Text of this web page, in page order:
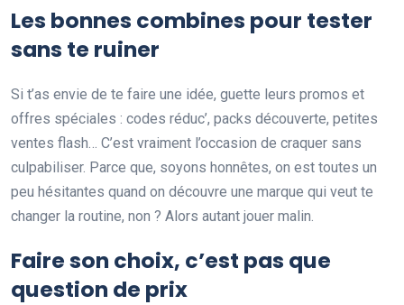
Les bonnes combines pour tester
sans te ruiner
Si t’as envie de te faire une idée, guette leurs promos et
offres spéciales : codes réduc’, packs découverte, petites
ventes flash… C’est vraiment l’occasion de craquer sans
culpabiliser. Parce que, soyons honnêtes, on est toutes un
peu hésitantes quand on découvre une marque qui veut te
changer la routine, non ? Alors autant jouer malin.
Faire son choix, c’est pas que
question de prix